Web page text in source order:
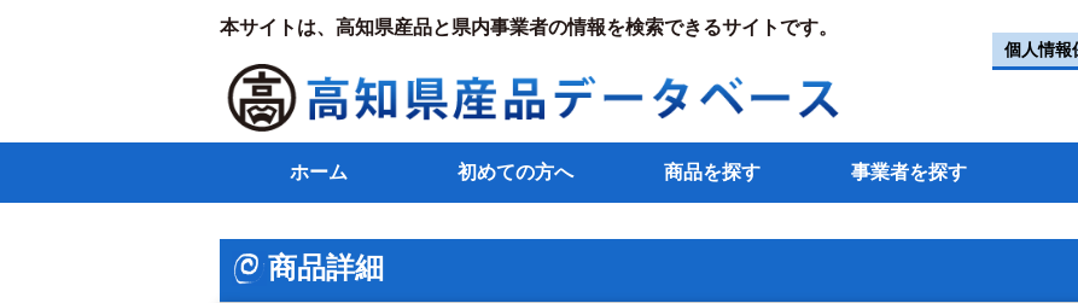
本サイトは、高知県産品と県内事業者の情報を検索できるサイトです。
個人情報
ホーム 初めての方へ 商品を探す 事業者を探す
商品詳細